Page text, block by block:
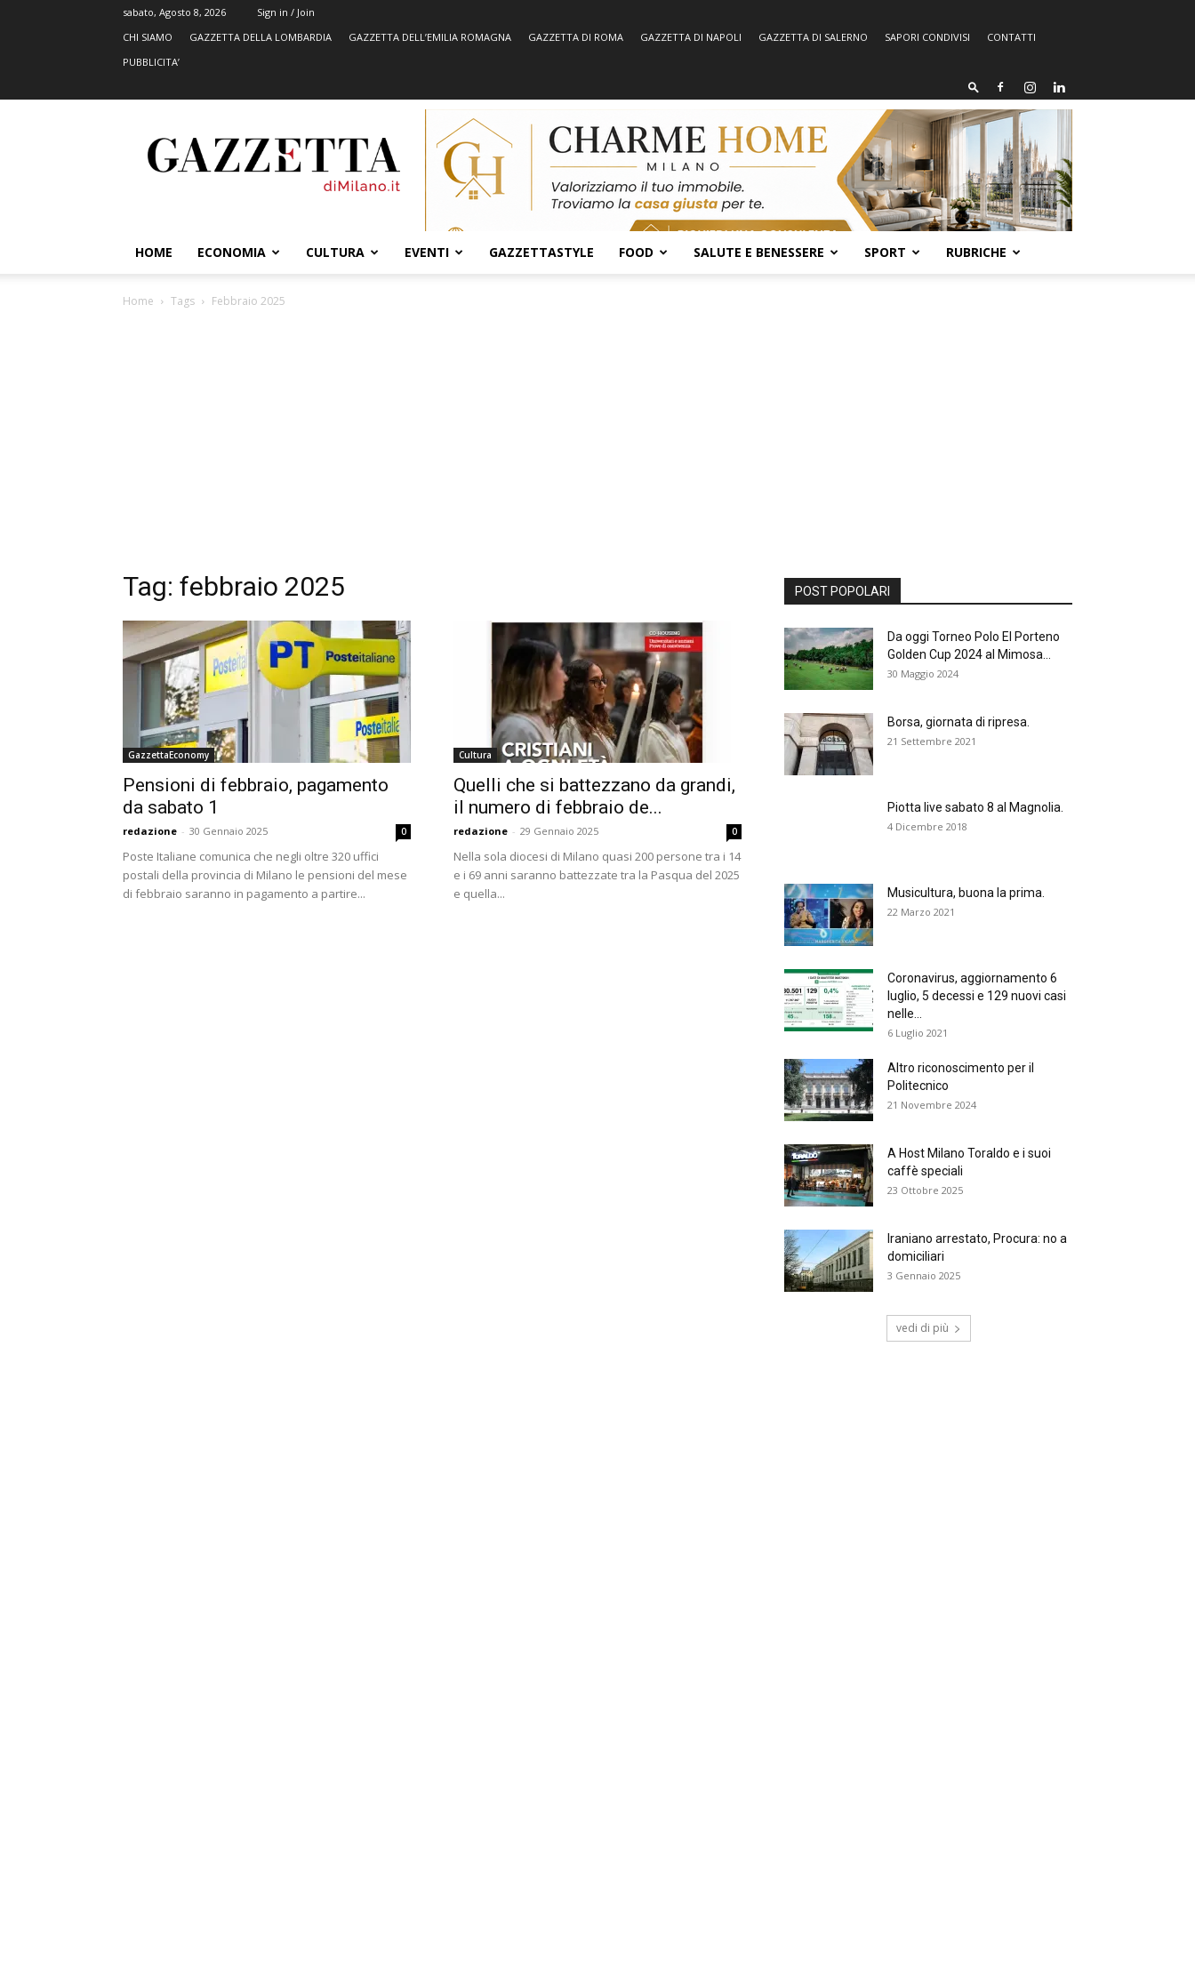
sabato, Agosto 8, 2026
Sign in / Join
CHI SIAMO
GAZZETTA DELLA LOMBARDIA GAZZETTA DELL’EMILIA ROMAGNA GAZZETTA DI ROMA GAZZETTA DI NAPOLI GAZZETTA DI SALERNO SAPORI CONDIVISI
CONTATTI
PUBBLICITA’
HOME ECONOMIA CULTURA EVENTI GAZZETTASTYLE FOOD SALUTE E BENESSERE SPORT RUBRICHE
Home Tags Febbraio 2025
Tag: febbraio 2025
GazzettaEconomy
Pensioni di febbraio, pagamento
da sabato 1
redazione - 30 Gennaio 2025 0
Poste Italiane comunica che negli oltre 320 uffici
postali della provincia di Milano le pensioni del mese
di febbraio saranno in pagamento a partire...
Cultura
Quelli che si battezzano da grandi,
il numero di febbraio de...
redazione - 29 Gennaio 2025 0
Nella sola diocesi di Milano quasi 200 persone tra i 14
e i 69 anni saranno battezzate tra la Pasqua del 2025
e quella...
POST POPOLARI
Da oggi Torneo Polo El Porteno
Golden Cup 2024 al Mimosa...
30 Maggio 2024
Borsa, giornata di ripresa.
21 Settembre 2021
Piotta live sabato 8 al Magnolia.
4 Dicembre 2018
Musicultura, buona la prima.
22 Marzo 2021
Coronavirus, aggiornamento 6
luglio, 5 decessi e 129 nuovi casi
nelle...
6 Luglio 2021
Altro riconoscimento per il
Politecnico
21 Novembre 2024
A Host Milano Toraldo e i suoi
caffè speciali
23 Ottobre 2025
Iraniano arrestato, Procura: no a
domiciliari
3 Gennaio 2025
vedi di più